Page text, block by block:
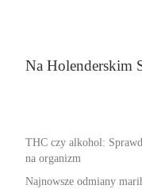
Na Holenderskim
THC czy alkohol:
na organizm
Najnowsze odmiany